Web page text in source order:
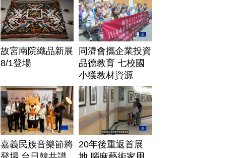
故宮南院織品新展
8/1登場
同濟會攜企業投資
品德教育 七校國
小獲教材資源
嘉義民族音樂節將 20年後重返首展